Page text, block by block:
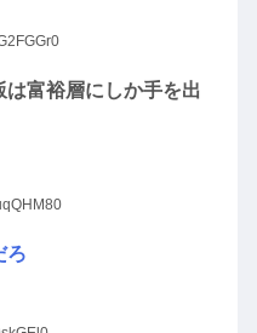
富裕層にしか手を出
ろ